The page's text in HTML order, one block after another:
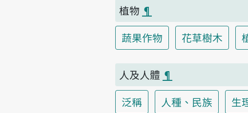
植物 ¶
蔬果作物
花草樹木
人及人體 ¶
泛稱
人種、民族 生